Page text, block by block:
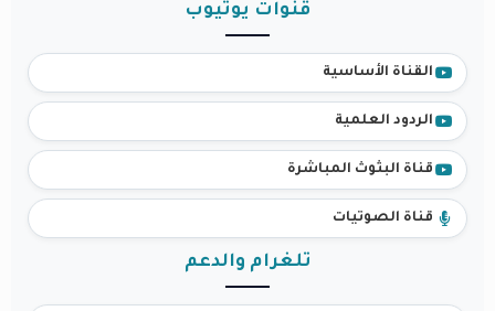
قنوات يوتيوب
القناة الأساسية
الردود العلمية
قناة البثوث المباشرة
قناة الصوتيات
تلغرام والدعم